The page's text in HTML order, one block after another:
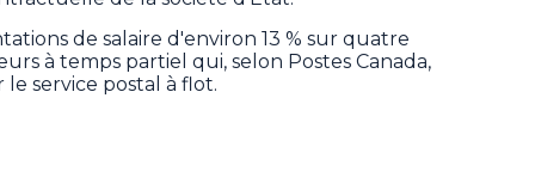
de salaire d'environ 13 % sur quatre
à temps partiel qui, selon Postes Canada,
service postal à flot.